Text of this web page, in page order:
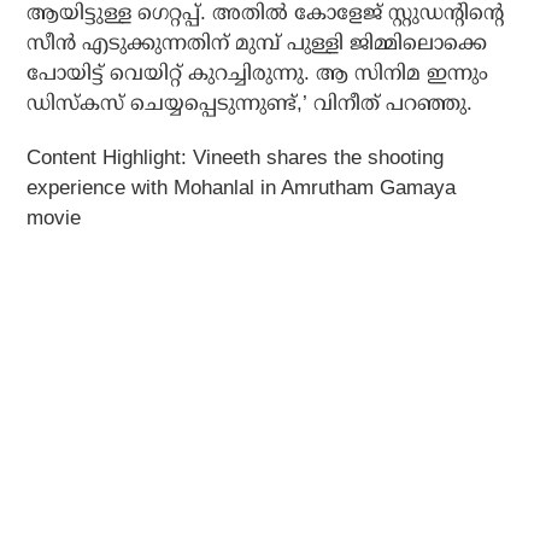
ആയിട്ടുള്ള ഗെറ്റപ്പ്. അതില്‍ കോളേജ് സ്റ്റുഡന്റിന്റെ
സീന്‍ എടുക്കുന്നതിന് മുമ്പ് പുള്ളി ജിമ്മിലൊക്കെ
പോയിട്ട് വെയിറ്റ് കുറച്ചിരുന്നു. ആ സിനിമ ഇന്നും
ഡിസ്‌കസ് ചെയ്യപ്പെടുന്നുണ്ട്,’ വിനീത് പറഞ്ഞു.
Content Highlight: Vineeth shares the shooting
experience with Mohanlal in Amrutham Gamaya
movie